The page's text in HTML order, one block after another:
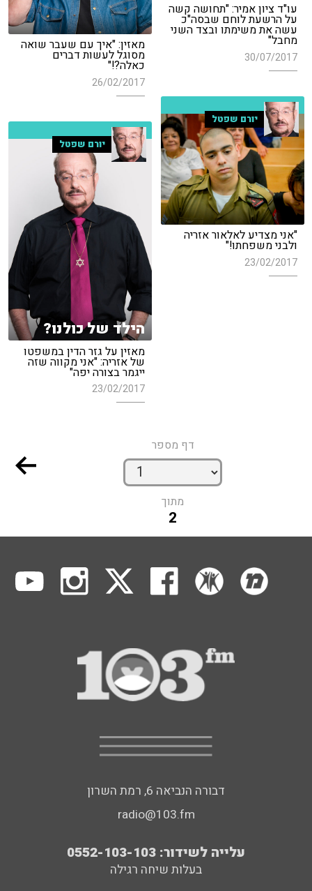
עו"ד ציון אמיר: "תחושה קשה
על הרשעת לוחם שבסה"כ
עשה את משימתו ובצד השני
מחבל"
30/07/2017
מאזין: "איך עם שעבר שואה
מסוגל לעשות דברים
כאלה?!"
26/02/2017
יורם שפטל
"אני מצדיע לאלאור אזריה
ולבני משפחתו!"
23/02/2017
יורם שפטל
הילד של כולנו?
מאזין על גזר הדין במשפטו
של אזריה: "אני מקווה שזה
ייגמר בצורה יפה"
23/02/2017
דף מספר
מתוך
2
דבורה הנביאה 6, רמת השרון
radio@103.fm
עלייה לשידור: 0552-103-103
בעלות שיחה רגילה